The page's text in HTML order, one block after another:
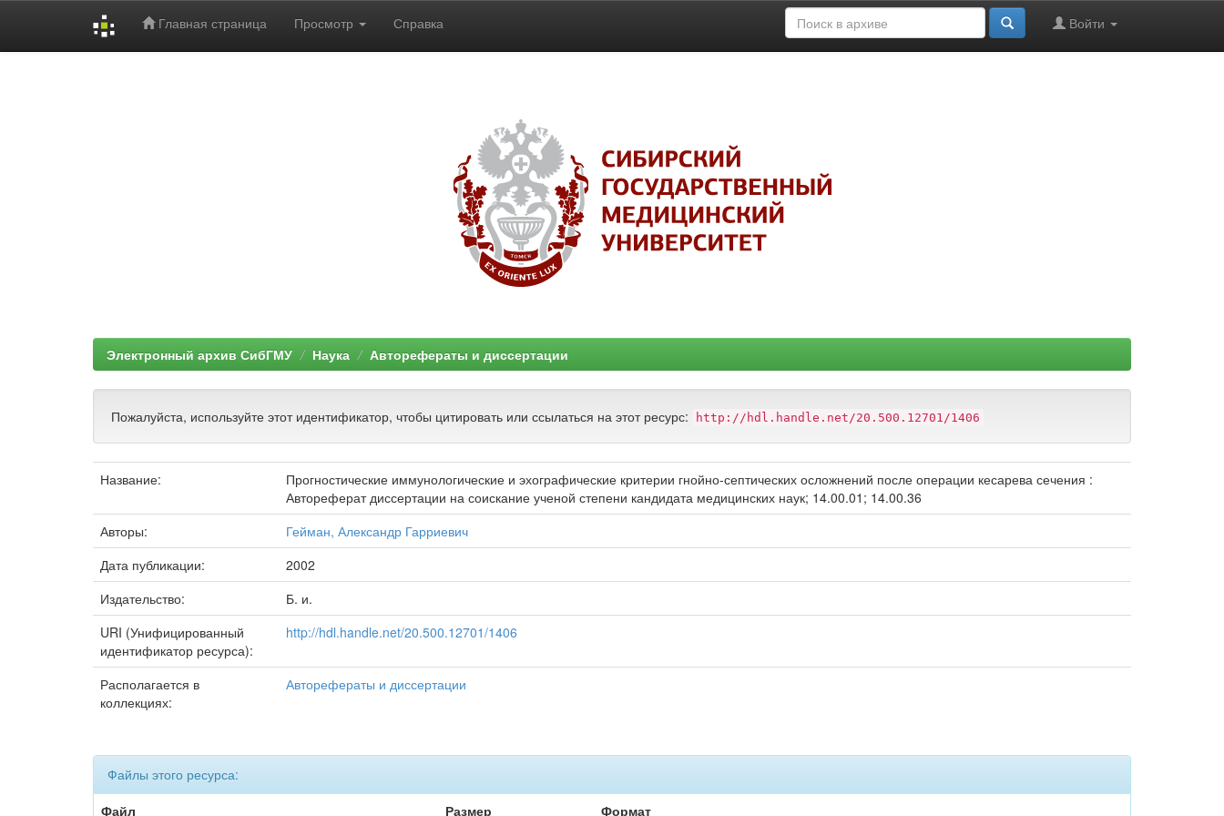
Главная страница Просмотр Справка Войти
Электронный архив СибГМУ Наука Авторефераты и диссертации
Пожалуйста, используйте этот идентификатор, чтобы цитировать или ссылаться на этот ресурс: http://hdl.handle.net/20.500.12701/1406
Название:
Прогностические иммунологические и эхографические критерии гнойно-септических осложнений после операции кесарева сечения :
Автореферат диссертации на соискание ученой степени кандидата медицинских наук; 14.00.01; 14.00.36
Авторы:
Гейман, Александр Гарриевич
Дата публикации:
2002
Издательство:
Б. и.
URI (Унифицированный
идентификатор ресурса):
http://hdl.handle.net/20.500.12701/1406
Располагается в
коллекциях:
Авторефераты и диссертации
Файлы этого ресурса:
Файл
Размер Формат